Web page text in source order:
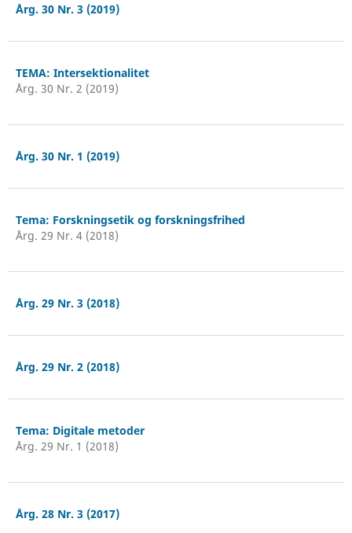
Årg. 30 Nr. 3 (2019)
TEMA: Intersektionalitet
Årg. 30 Nr. 2 (2019)
Årg. 30 Nr. 1 (2019)
Tema: Forskningsetik og forskningsfrihed
Årg. 29 Nr. 4 (2018)
Årg. 29 Nr. 3 (2018)
Årg. 29 Nr. 2 (2018)
Tema: Digitale metoder
Årg. 29 Nr. 1 (2018)
Årg. 28 Nr. 3 (2017)